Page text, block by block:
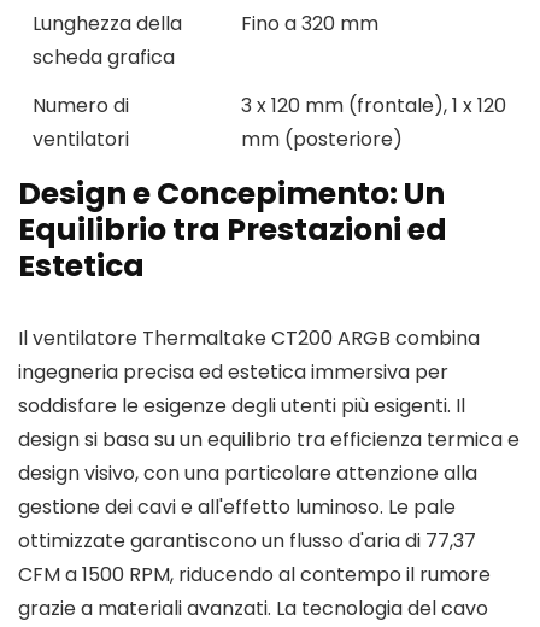
Lunghezza della
scheda grafica
Fino a 320 mm
Numero di
ventilatori
3 x 120 mm (frontale), 1 x 120
mm (posteriore)
Design e Concepimento: Un
Equilibrio tra Prestazioni ed
Estetica
Il ventilatore Thermaltake CT200 ARGB combina
ingegneria precisa ed estetica immersiva per
soddisfare le esigenze degli utenti più esigenti. Il
design si basa su un equilibrio tra efficienza termica e
design visivo, con una particolare attenzione alla
gestione dei cavi e all'effetto luminoso. Le pale
ottimizzate garantiscono un flusso d'aria di 77,37
CFM a 1500 RPM, riducendo al contempo il rumore
grazie a materiali avanzati. La tecnologia del cavo